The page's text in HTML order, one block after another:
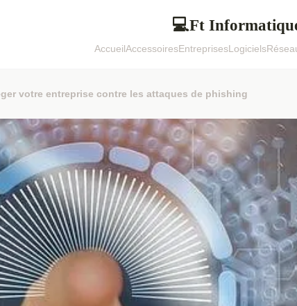
💻Ft
AccueilAccessoiresEntreprisesLogiciels
votre entreprise contre les attaques de phishing